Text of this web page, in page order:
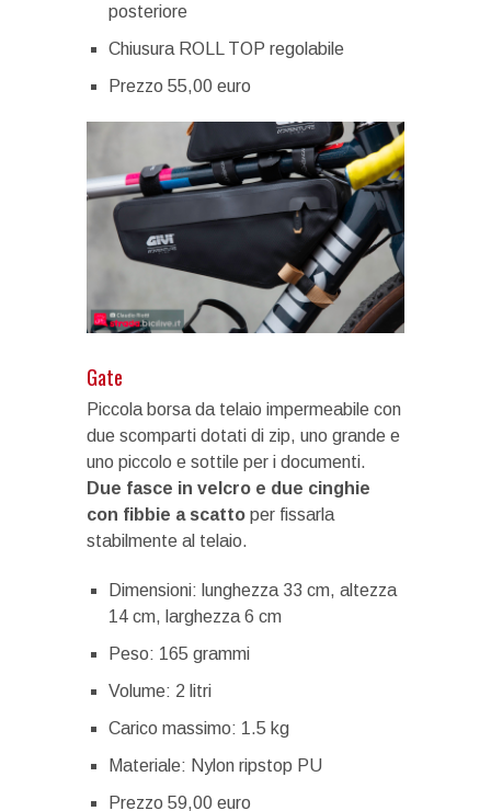
posteriore
Chiusura ROLL TOP regolabile
Prezzo 55,00 euro
Gate
Piccola borsa da telaio impermeabile con
due scomparti dotati di zip, uno grande e
uno piccolo e sottile per i documenti.
Due fasce in velcro e due cinghie
con fibbie a scatto per fissarla
stabilmente al telaio.
Dimensioni: lunghezza 33 cm, altezza
14 cm, larghezza 6 cm
Peso: 165 grammi
Volume: 2 litri
Carico massimo: 1.5 kg
Materiale: Nylon ripstop PU
Prezzo 59,00 euro